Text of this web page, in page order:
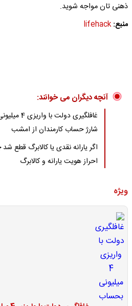
ذهنی تان مواجه شوید.
منبع:lifehack
آنچه دیگران می خوانند:
غافلگیری
شارژ حساب کارمندان از امشب
اگر یارانه نقدی یا کالابرگ قطع
احراز هویت یارانه و کالابرگ
ویژه